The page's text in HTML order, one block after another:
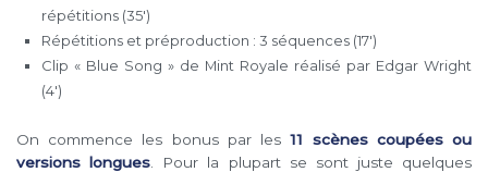
répétitions (35′)
Répétitions et préproduction : 3 séquences (17′)
Clip « Blue Song » de Mint Royale réalisé par Edgar Wright
(4′)
On commence les bonus par les11 scènes coupées ou
versions longues . Pour la plupart se sont juste quelques